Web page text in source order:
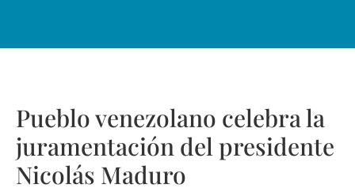
Pueblo venezolano celebra la
juramentación del presidente
Nicolás Maduro